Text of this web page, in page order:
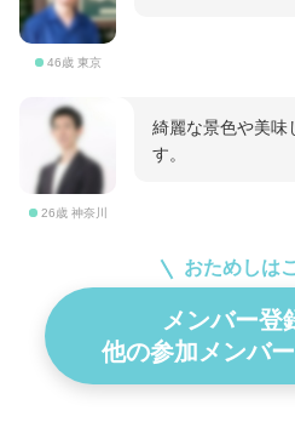
46歳 東京
26歳 神奈川
綺麗な景色や美味
す。
おためしは
メンバー登
他の参加メンバ